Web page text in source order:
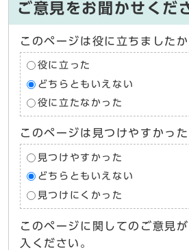
ご意見をお聞かせくだ
このページは役に立ちましたか
役に立った
どちらともいえない
役に立たなかった
このページは見つけやすかった
見つけやすかった
どちらともいえない
見つけにくかった
このページに関してのご意見
入ください。